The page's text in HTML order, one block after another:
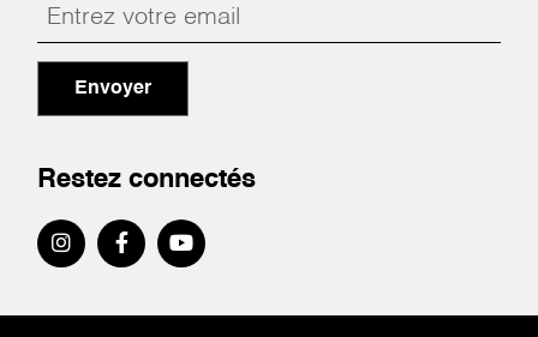
Envoyer
Restez connectés